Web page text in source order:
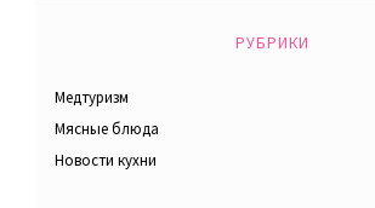
РУБРИКИ
Медтуризм
Мясные блюда
Новости кухни